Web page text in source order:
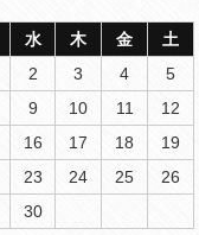
水 木 金
土
2 3 4
5
9 10 11
12
16 17 18
19
23 24 25
26
30